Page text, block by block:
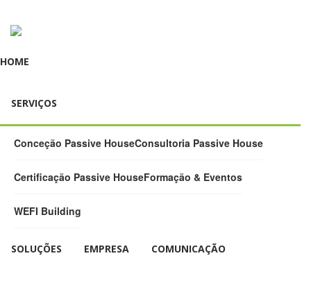
HOME
SERVIÇOS
Conceção Passive HouseConsultoria Passive House
Certificação Passive HouseFormação & Eventos
WEFI Building
SOLUÇÕES EMPRESA COMUNICAÇÃO